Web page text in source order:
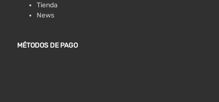
Tienda
News
MÉTODOS DE PAGO